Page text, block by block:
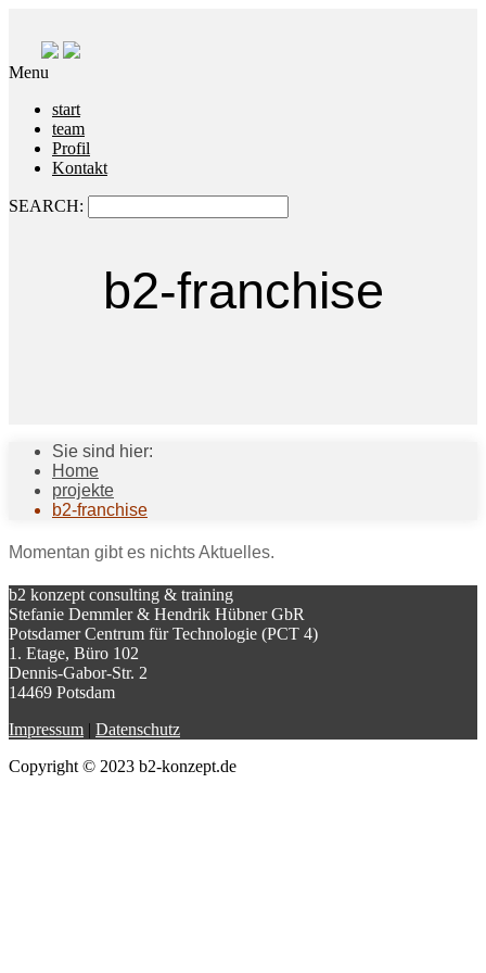
Menu
start
team
Profil
Kontakt
SEARCH:
b2-franchise
Sie sind hier:
Home
projekte
b2-franchise
Momentan gibt es nichts Aktuelles.
b2 konzept consulting & training
Stefanie Demmler & Hendrik Hübner GbR
Potsdamer Centrum für Technologie (PCT 4)
1. Etage, Büro 102
Dennis-Gabor-Str. 2
14469 Potsdam
Impressum | Datenschutz
Copyright © 2023 b2-konzept.de